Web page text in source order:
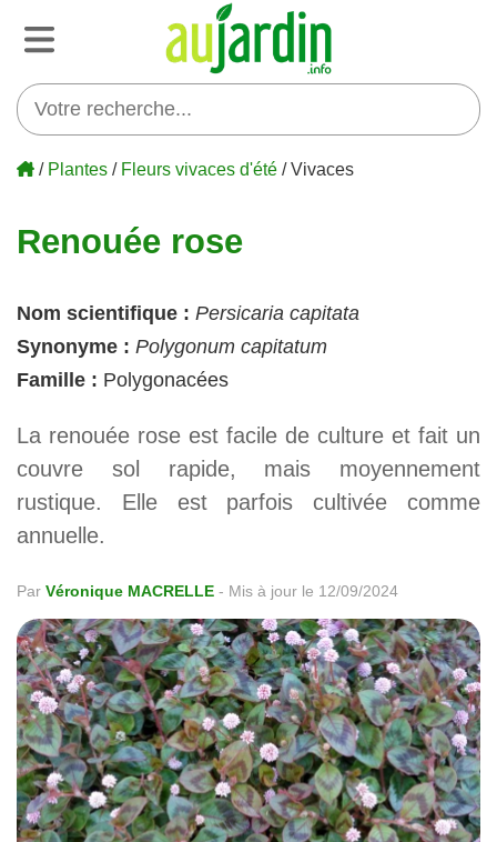
/ Plantes / Fleurs vivaces d'été / Vivaces
Renouée rose
Nom scientifique : Persicaria capitata
Synonyme : Polygonum capitatum
Famille : Polygonacées
La renouée rose est facile de culture et fait un
couvre sol rapide, mais moyennement
rustique. Elle est parfois cultivée comme
annuelle.
Par Véronique MACRELLE - Mis à jour le 12/09/2024